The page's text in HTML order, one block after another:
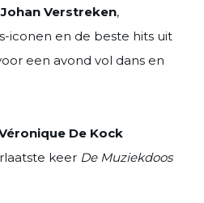
Johan Verstreken,
iconen en de beste hits uit
een avond vol dans en
De Kock
keer De Muziekdoos